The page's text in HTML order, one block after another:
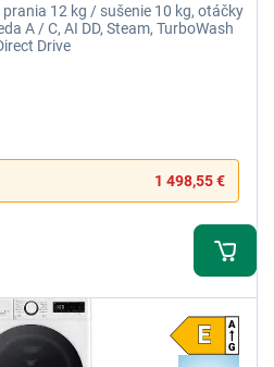
12 kg / sušenie 10 kg, otáčky
A / C, AI DD, Steam, TurboWash
Drive
1 498,55 €